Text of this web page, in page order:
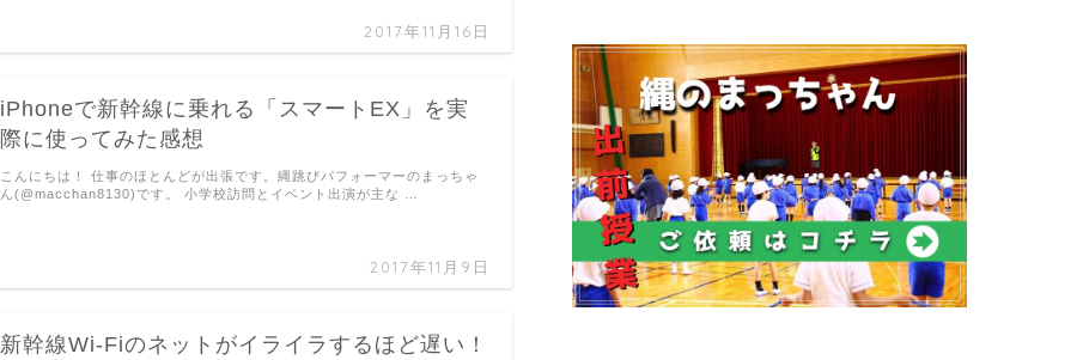
2017年11月16日
iPhoneで新幹線に乗れる「スマートEX」を実
際に使ってみた感想
2017年11月9日
こんにちは！ 仕事のほとんどが出張です。縄跳びパフォーマーのまっちゃ
ん(@macchan8130)です。 小学校訪問とイベント出演が主な …
新幹線Wi-Fiのネットがイライラするほど遅い！